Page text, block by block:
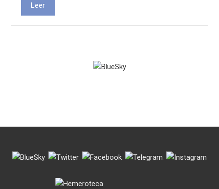
Leer
. . . .